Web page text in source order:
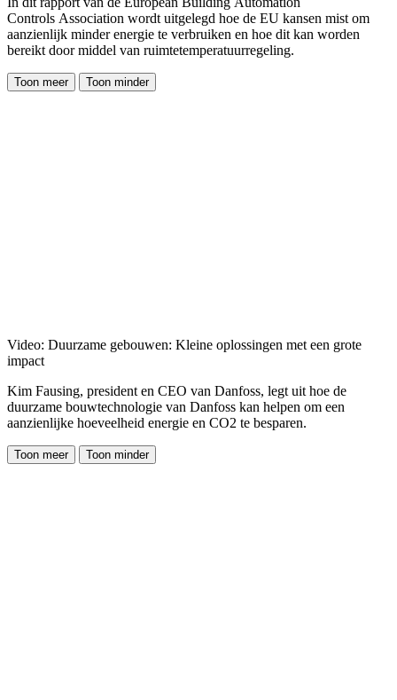
Controls Association wordt uitgelegd hoe de EU kansen mist om
aanzienlijk minder energie te verbruiken en hoe dit kan worden
bereikt door middel van ruimtetemperatuurregeling.
Toon meer Toon minder
Video: Duurzame gebouwen: Kleine oplossingen met een grote
impact
Kim Fausing, president en CEO van Danfoss, legt uit hoe de
duurzame bouwtechnologie van Danfoss kan helpen om een
aanzienlijke hoeveelheid energie en CO2 te besparen.
Toon meer Toon minder